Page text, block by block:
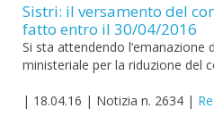
Sistri: il versamento del
fatto entro il 30/04/2016
Si sta attendendo l’emanazione
ministeriale per la riduzione del
| 18.04.16 | Notizia n. 2634 |